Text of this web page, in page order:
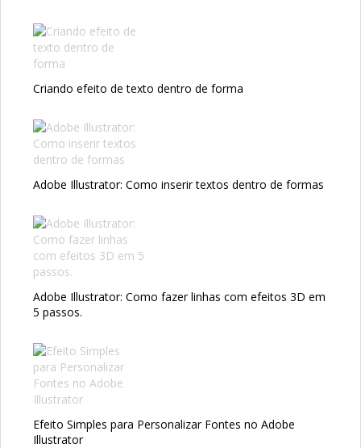
Criando efeito de texto dentro de forma
Adobe Illustrator: Como inserir textos dentro de formas
Adobe Illustrator: Como fazer linhas com efeitos 3D em
5 passos.
Efeito Simples para Personalizar Fontes no Adobe
Illustrator